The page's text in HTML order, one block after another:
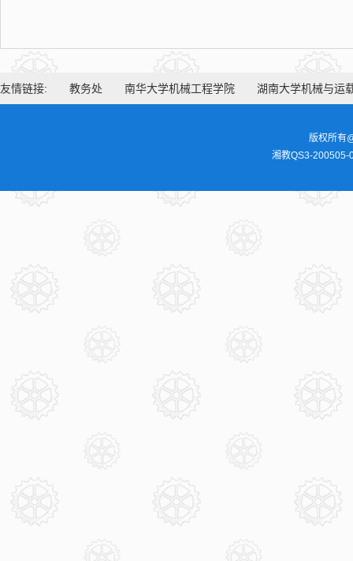
友情链接: 教务处 南华大学机械工程学院 湖南大学机械与运
版权所有
湘教QS3-